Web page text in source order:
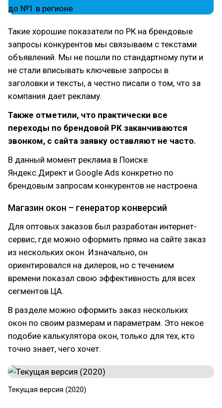
Такие хорошие показатели по РК на брендовые
запросы конкурентов мы связываем с текстами
объявлений. Мы не пошли по стандартному пути и
не стали вписывать ключевые запросы в
заголовки и тексты, а честно писали о том, что за
компания дает рекламу.
Также отметили, что практически все
переходы по брендовой РК заканчиваются
звонком, с сайта заявку оставляют не часто.
В данный момент реклама в Поиске
Яндекс.Директ и Google Ads конкретно по
брендовым запросам конкурентов не настроена.
Магазин окон – генератор конверсий
Для оптовых заказов был разработан интернет-
сервис, где можно оформить прямо на сайте заказ
из нескольких окон. Изначально, он
ориентировался на дилеров, но с течением
времени показал свою эффективность для всех
сегментов ЦА.
В разделе можно оформить заказ нескольких
окон по своим размерам и параметрам. Это некое
подобие калькулятора окон, только для тех, кто
точно знает, чего хочет.
Текущая версия (2020)